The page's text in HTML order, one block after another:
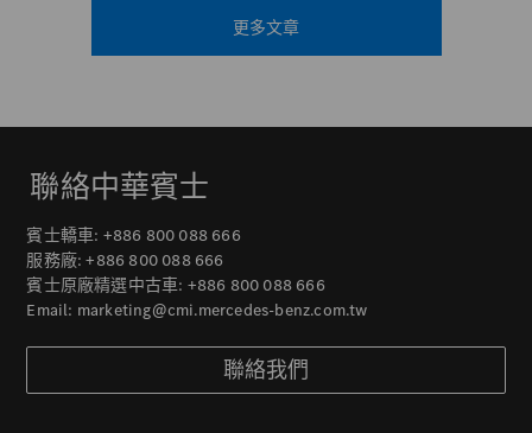
更多文章
聯絡中華賓士
賓士轎車: +886 800 088 666
服務廠:+886 800 088 666
賓士原廠精選中古車: +886 800 088 666
Email: marketing@cmi.mercedes-benz.com.tw
聯絡我們